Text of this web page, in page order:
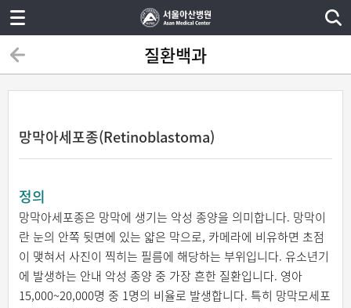
질환백과
망막아세포종(Retinoblastoma)
정의
망막아세포종은 망막에 생기는 악성 종양을 의미합니다. 망막이
란 눈의 안쪽 뒷면에 있는 얇은 막으로, 카메라에 비유하면 초점
이 맺혀서 사진이 찍히는 필름에 해당하는 부위입니다. 유소년기
에 발생하는 안내 악성 종양 중 가장 흔한 질환입니다. 영아
15,000~20,000명 중 1명의 비율로 발생합니다. 특히 망막모세포